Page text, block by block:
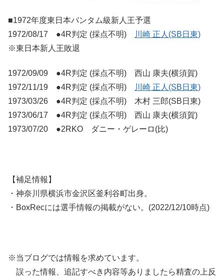
■1972年度東日本バンタム級新人王予選
1972/08/17 ●4R判定 (採点不明)
川崎 正人(SB日東)
※東日本新人王敗退
1972/09/09 ●4R判定 (採点不明) 西山 康夫(横須賀)
1972/11/19 ●4R判定 (採点不明)
川崎 正人(SB日東)
1973/03/26 ●4R判定 (採点不明) 木村 三郎(SB日東)
1973/06/17 ●4R判定 (採点不明) 西山 康夫(横須賀)
1973/07/20 ●2RKO ダニー・ゲレーロ(比)
【補足情報】
・神奈川県横浜市金沢区釜利谷町出身。
・BoxRecには選手情報の掲載がない。(2022/12/10時点)
※当ブログでは情報を求めています。
誤った情報、追記すべき内容等ありましたら精査の上反